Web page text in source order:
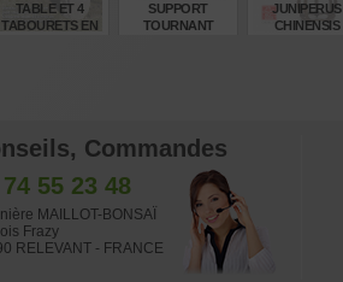
TABLE ET 4
TABOURETS EN
SUPPORT
TOURNANT
JUNIPERUS
CHINENSIS
Commandes
55 23 48
MAILLOT-BONSAÏ
Frazy
RELEVANT - FRANCE